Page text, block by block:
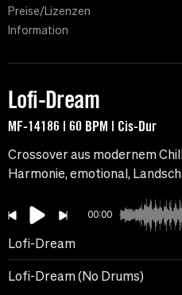
Preise/Lizenzen
Information
Lofi-Dream
MF-14186 | 60 BPM | Cis-Dur
Crossover aus modernem
Harmonie, emotional,
00:00
Lofi-Dream
Lofi-Dream (No Drums)